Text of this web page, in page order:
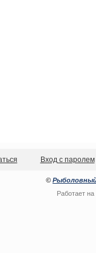
Вход с паролем
© Рыболовный
Работает